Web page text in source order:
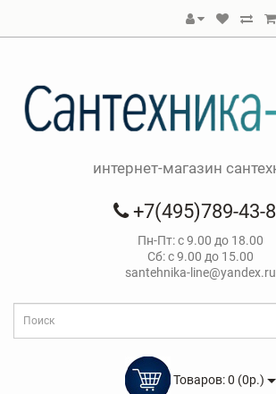
интернет-магазин
+7(495)789-43-
Пн-Пт: с 9.00 до 18.00
Сб: с 9.00 до 15.00
santehnika-line@yandex.ru
Товаров: 0 (0р.)